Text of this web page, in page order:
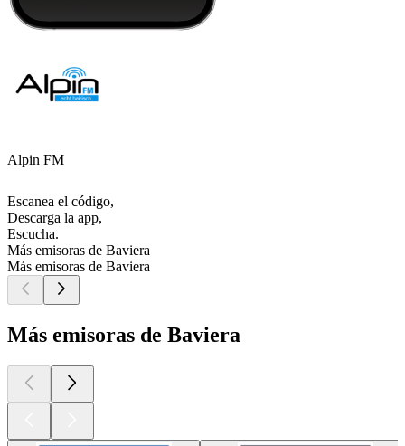
Alpin FM
Escanea el código,
Descarga la app,
Escucha.
Más emisoras de Baviera
Más emisoras de Baviera
Más emisoras de Baviera